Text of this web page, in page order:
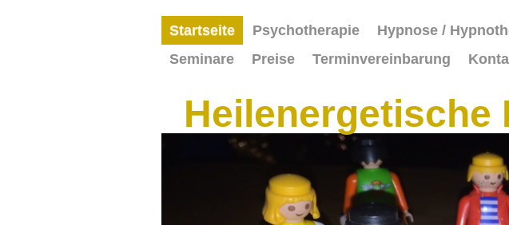
Startseite Psychotherapie Hypnose /
Seminare
Preise Terminvereinbarung
Heilenergetische